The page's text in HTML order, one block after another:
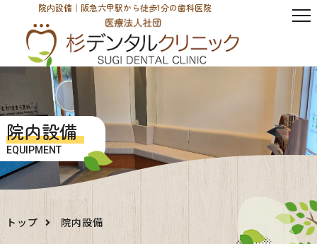
院内設備｜阪急六甲駅から徒歩1分の歯科医院
院内設備
EQUIPMENT
トップ 院内設備